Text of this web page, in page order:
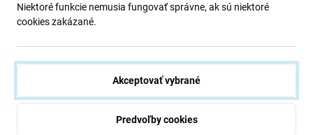
Neustále zlepšujeme našu uhlíkovú stopu, aby sme
chránili našu planétu. Prečítajte si viac o tom, ako
Viac o našej uhlíkovej stope
Newsletter Fix
Niektoré funkcie nemusia fungovať správne, ak sú niektoré
cookies zakázané.
Akceptovať vybrané
Predvoľby cookies